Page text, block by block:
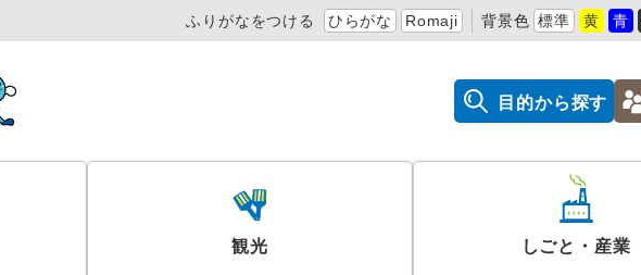
ふりがなをつける ひらがな Romaji 背景色 標準 黄 青
目的から探す
観光 しごと・産業